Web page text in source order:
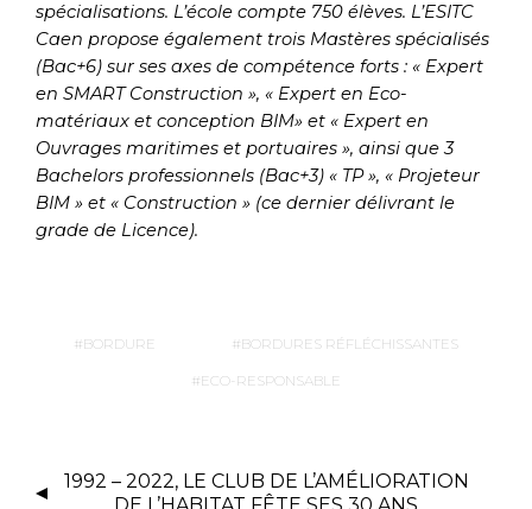
spécialisations. L’école compte 750 élèves. L’ESITC
Caen propose également trois Mastères spécialisés
(Bac+6) sur ses axes de compétence forts : « Expert
en SMART Construction », « Expert en Eco-
matériaux et conception BIM» et « Expert en
Ouvrages maritimes et portuaires », ainsi que 3
Bachelors professionnels (Bac+3) « TP », « Projeteur
BIM » et « Construction » (ce dernier délivrant le
grade de Licence).
BORDURE BORDURES RÉFLÉCHISSANTES
ECO-RESPONSABLE
1992 – 2022, LE CLUB DE L’AMÉLIORATION